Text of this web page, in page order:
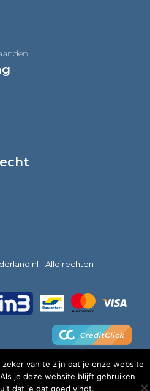
- Alle rechten
van te zijn dat je onze website
je deze website blijft gebruiken
dat je dat goed vindt.